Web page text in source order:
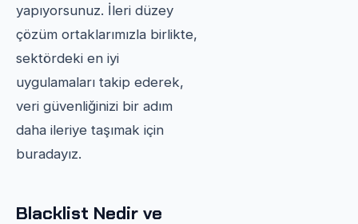
yapıyorsunuz. İleri düzey
çözüm ortaklarımızla birlikte,
sektördeki en iyi
uygulamaları takip ederek,
veri güvenliğinizi bir adım
daha ileriye taşımak için
buradayız.
Blacklist Nedir ve